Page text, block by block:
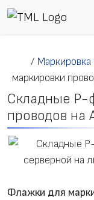
Перейти к
/ Маркировка
маркировки
Складные P-
проводов на
Флажки для